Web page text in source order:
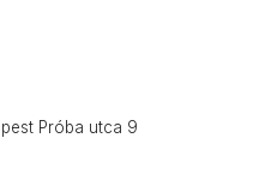
Próba utca 9